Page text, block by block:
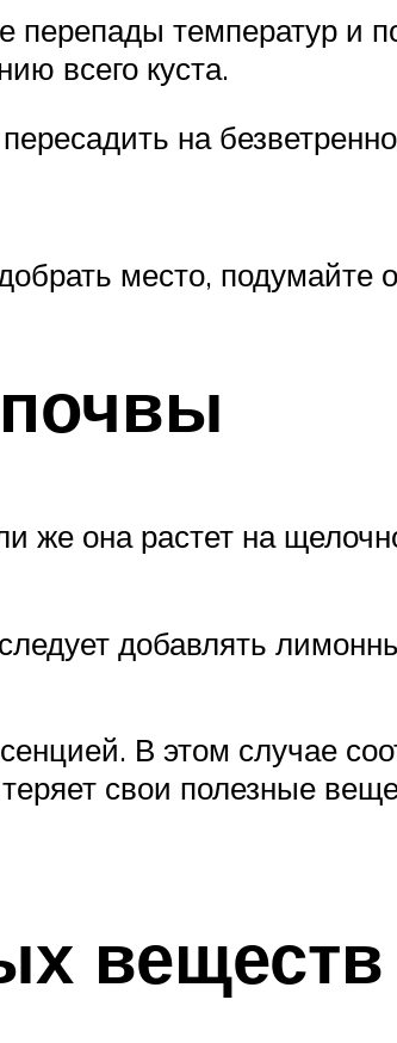
перепады температур и
всего куста.
на
место, подумайте
же она растет на
добавлять
В этом случае
свои полезные
веществ